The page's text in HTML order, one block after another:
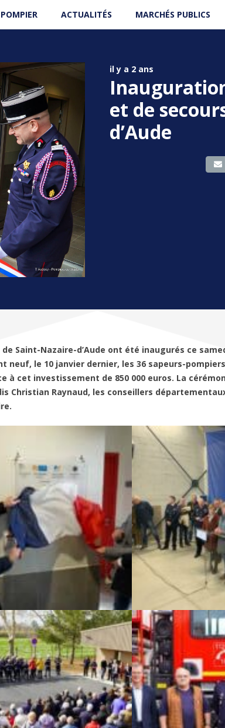
ACTUALITÉS MARCHÉS PUBLICS
il y a 2 ans
et de
d’Aude
Saint-Nazaire-d’Aude ont été inaugurés ce
neuf, le 10 janvier dernier, les 36 sapeurs-
à cet investissement de 850 000 euros. La
Christian Raynaud, les conseillers